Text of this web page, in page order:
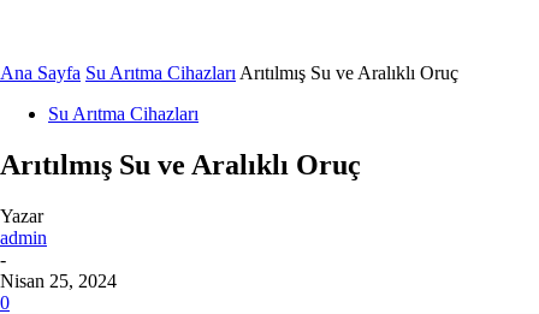
Ana Sayfa Su Arıtma Cihazları Arıtılmış Su ve Aralıklı Oruç
Su Arıtma Cihazları
Arıtılmış Su ve Aralıklı Oruç
Yazar
admin
-
Nisan 25, 2024
0